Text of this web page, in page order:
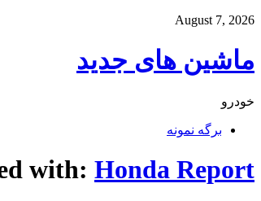
August 7, 2026
ماشین های جدید
خودرو
برگه نمونه
with: Honda Report